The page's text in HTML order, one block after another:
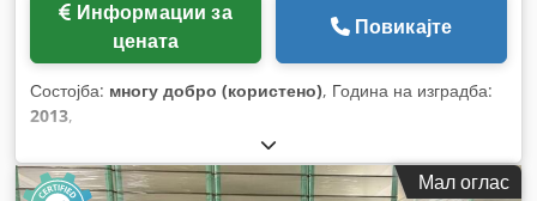
цената
Повикајте
Состојба: многу добро (користено), Година на изградба:
2013,
Мал оглас